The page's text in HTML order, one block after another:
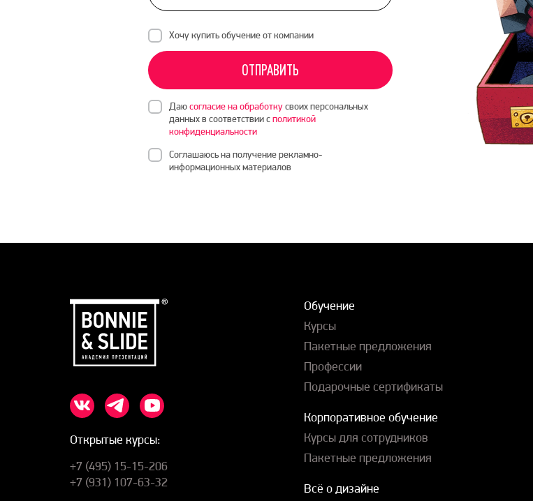
Хочу купить обучение от компании
ОТПРАВИТЬ
Даюсогласие на обработкусвоих персональных
данных в соответствии сполитикой
конфиденциальности
Соглашаюсь на получение рекламно-
информационных материалов
Открытые курсы:
+7 (495) 15-15-206
+7 (931) 107-63-32
Обучение
Курсы
Пакетные предложения
Профессии
Подарочные сертификаты
Корпоративное обучение
Курсы для сотрудников
Пакетные предложения
Всё о дизайне